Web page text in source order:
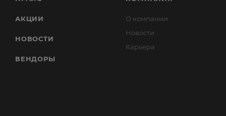
АКЦИИ
НОВОСТИ
ВЕНДОРЫ
О компании
Новости
Карьера